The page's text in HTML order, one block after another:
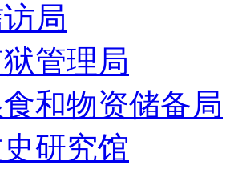
局
管理局
和物资储备局
研究馆